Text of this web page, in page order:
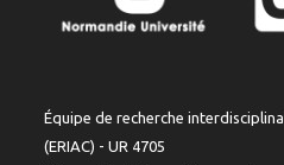
Équipe de recherche
(ERIAC) - UR 4705